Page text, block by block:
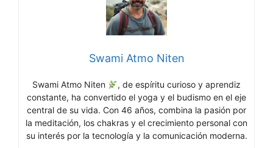
Swami Atmo Niten
Swami Atmo Niten
, de espíritu curioso y aprendiz
constante, ha convertido el yoga y el budismo en el eje
central de su vida. Con 46 años, combina la pasión por
la meditación, los chakras y el crecimiento personal con
su interés por la tecnología y la comunicación moderna.